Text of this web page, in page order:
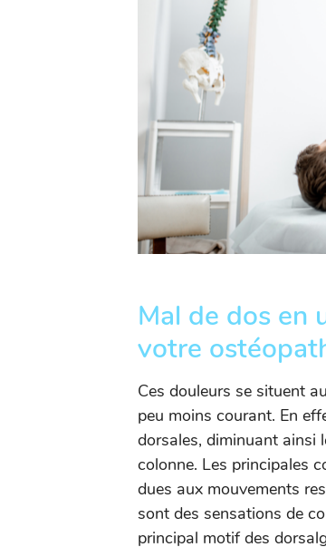
Mal de dos en
votre
Ces douleurs se situent
peu moins courant. En
dorsales, diminuant ainsi
colonne. Les principales
dues aux mouvements
sont des sensations de
principal motif des